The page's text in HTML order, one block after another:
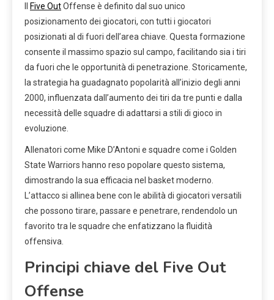
Five OutOffense è definito dal suo unico
posizionamento dei giocatori, con tutti i giocatori
posizionati al di fuori dell’area chiave. Questa formazione
consente il massimo spazio sul campo, facilitando sia i tiri
da fuori che le opportunità di penetrazione. Storicamente,
la strategia ha guadagnato popolarità all’inizio degli anni
2000, influenzata dall’aumento dei tiri da tre punti e dalla
necessità delle squadre di adattarsi a stili di gioco in
evoluzione.
Allenatori come Mike D’Antoni e squadre come i Golden
State Warriors hanno reso popolare questo sistema,
dimostrando la sua efficacia nel basket moderno.
L’attacco si allinea bene con le abilità di giocatori versatili
che possono tirare, passare e penetrare, rendendolo un
favorito tra le squadre che enfatizzano la fluidità
offensiva.
Principi chiave del Five Out
Offense